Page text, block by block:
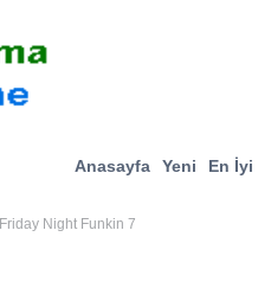
Anasayfa Yeni En İyi
Friday Night Funkin 7